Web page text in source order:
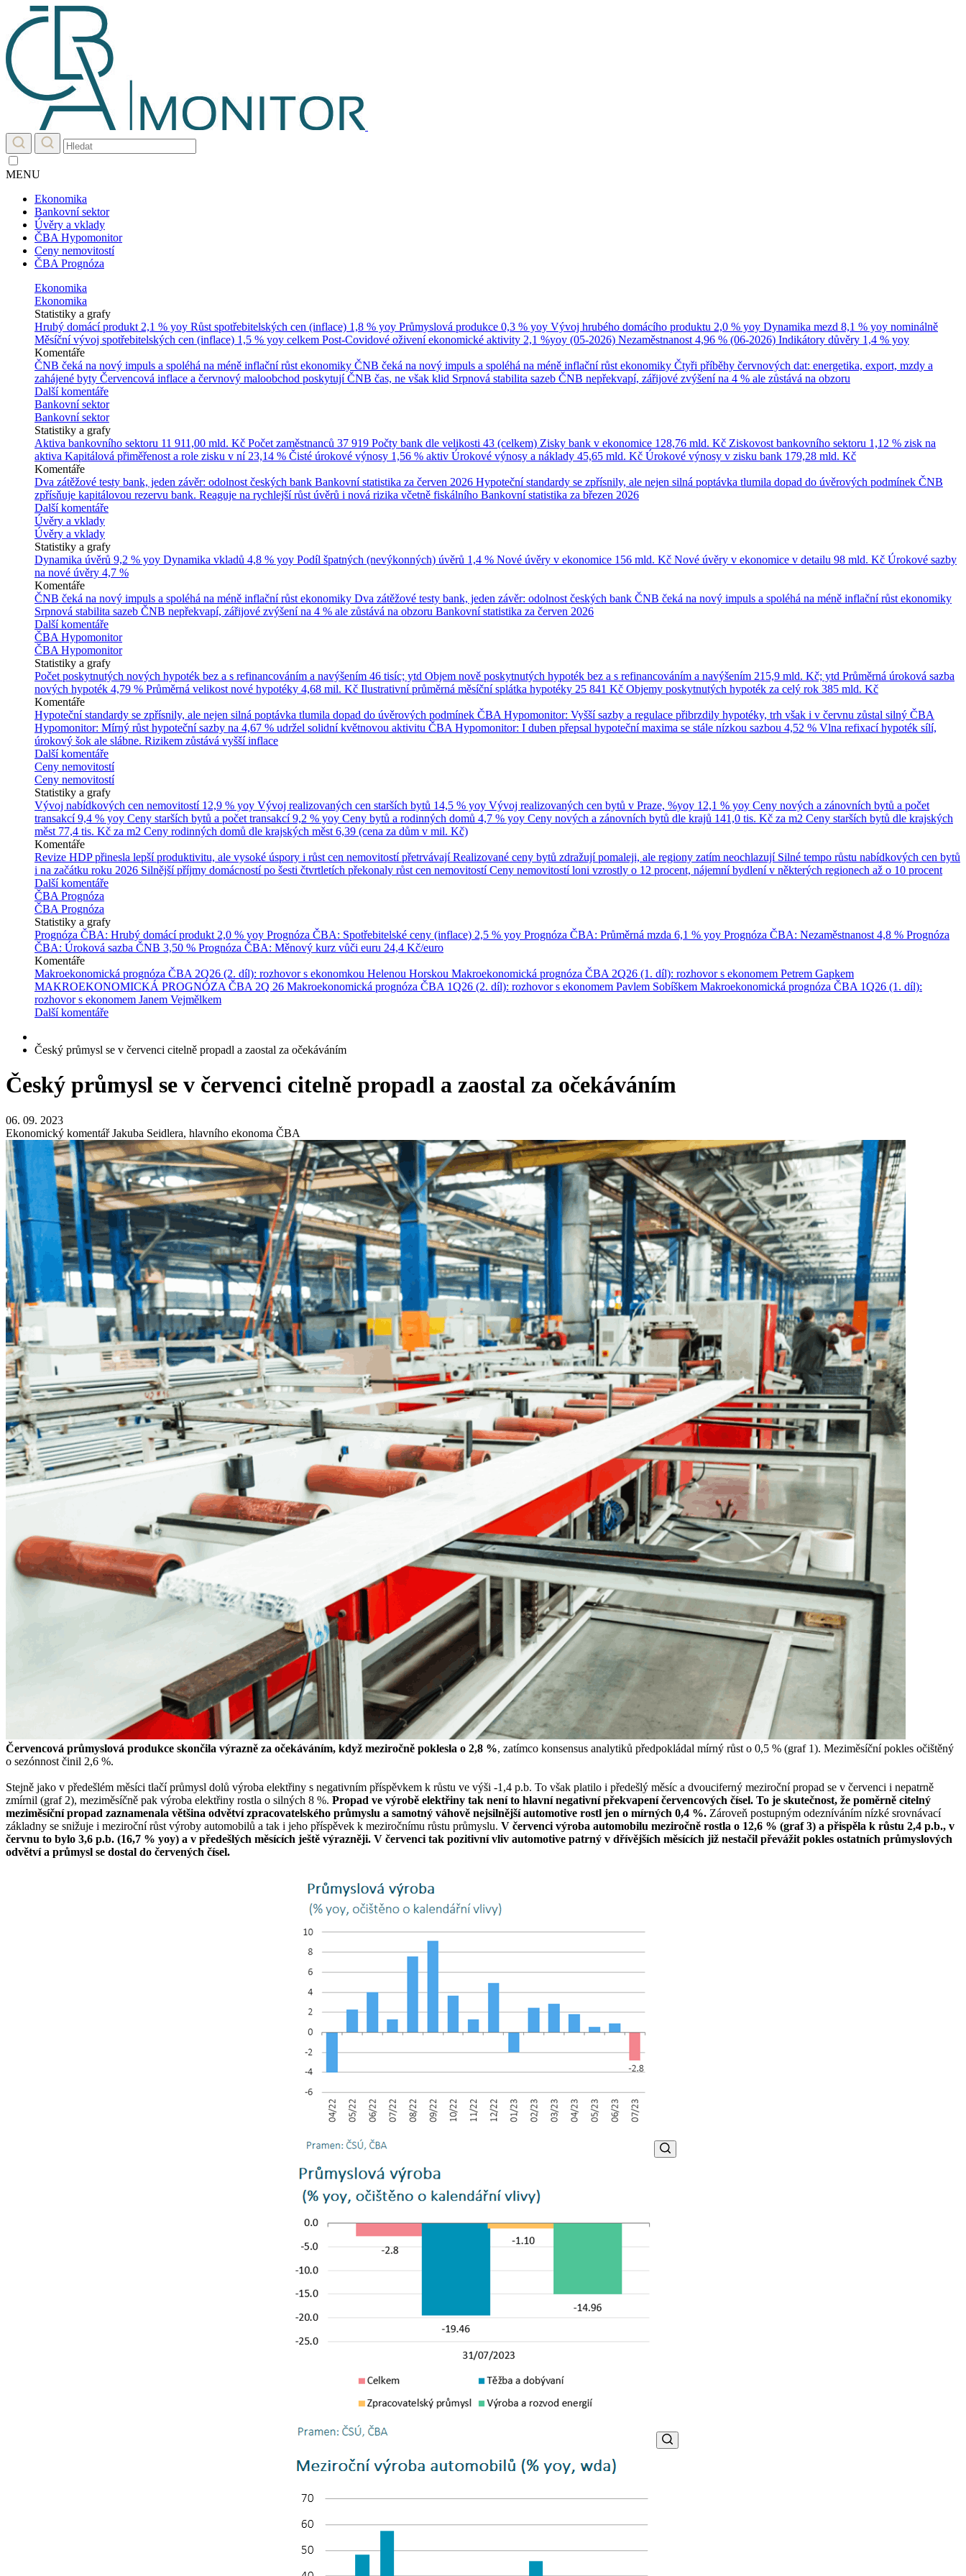
MENU
Ekonomika
Bankovní sektor
Úvěry a vklady
ČBA Hypomonitor
Ceny nemovitostí
ČBA Prognóza
Ekonomika
Ekonomika
Statistiky a grafy
Hrubý domácí produkt 2,1 % yoy Růst spotřebitelských cen (inflace) 1,8 % yoy Průmyslová produkce 0,3 % yoy Vývoj hrubého domácího produktu 2,0 % yoy Dynamika mezd 8,1 % yoy nominálně
Měsíční vývoj spotřebitelských cen (inflace) 1,5 % yoy celkem Post-Covidové oživení ekonomické aktivity 2,1 %yoy (05-2026) Nezaměstnanost 4,96 % (06-2026) Indikátory důvěry 1,4 % yoy
Komentáře
ČNB čeká na nový impuls a spoléhá na méně inflační růst ekonomiky ČNB čeká na nový impuls a spoléhá na méně inflační růst ekonomiky Čtyři příběhy červnových dat: energetika, export, mzdy a
zahájené byty Červencová inflace a červnový maloobchod poskytují ČNB čas, ne však klid Srpnová stabilita sazeb ČNB nepřekvapí, zářijové zvýšení na 4 % ale zůstává na obzoru
Další komentáře
Bankovní sektor
Bankovní sektor
Statistiky a grafy
Aktiva bankovního sektoru 11 911,00 mld. Kč Počet zaměstnanců 37 919 Počty bank dle velikosti 43 (celkem) Zisky bank v ekonomice 128,76 mld. Kč Ziskovost bankovního sektoru 1,12 % zisk na
aktiva Kapitálová přiměřenost a role zisku v ní 23,14 % Čisté úrokové výnosy 1,56 % aktiv Úrokové výnosy a náklady 45,65 mld. Kč Úrokové výnosy v zisku bank 179,28 mld. Kč
Komentáře
Dva zátěžové testy bank, jeden závěr: odolnost českých bank Bankovní statistika za červen 2026 Hypoteční standardy se zpřísnily, ale nejen silná poptávka tlumila dopad do úvěrových podmínek ČNB
zpřísňuje kapitálovou rezervu bank. Reaguje na rychlejší růst úvěrů i nová rizika včetně fiskálního Bankovní statistika za březen 2026
Další komentáře
Úvěry a vklady
Úvěry a vklady
Statistiky a grafy
Dynamika úvěrů 9,2 % yoy Dynamika vkladů 4,8 % yoy Podíl špatných (nevýkonných) úvěrů 1,4 % Nové úvěry v ekonomice 156 mld. Kč Nové úvěry v ekonomice v detailu 98 mld. Kč Úrokové sazby
na nové úvěry 4,7 %
Komentáře
ČNB čeká na nový impuls a spoléhá na méně inflační růst ekonomiky Dva zátěžové testy bank, jeden závěr: odolnost českých bank ČNB čeká na nový impuls a spoléhá na méně inflační růst ekonomiky
Srpnová stabilita sazeb ČNB nepřekvapí, zářijové zvýšení na 4 % ale zůstává na obzoru Bankovní statistika za červen 2026
Další komentáře
ČBA Hypomonitor
ČBA Hypomonitor
Statistiky a grafy
Počet poskytnutých nových hypoték bez a s refinancováním a navýšením 46 tisíc; ytd Objem nově poskytnutých hypoték bez a s refinancováním a navýšením 215,9 mld. Kč; ytd Průměrná úroková sazba
nových hypoték 4,79 % Průměrná velikost nové hypotéky 4,68 mil. Kč Ilustrativní průměrná měsíční splátka hypotéky 25 841 Kč Objemy poskytnutých hypoték za celý rok 385 mld. Kč
Komentáře
Hypoteční standardy se zpřísnily, ale nejen silná poptávka tlumila dopad do úvěrových podmínek ČBA Hypomonitor: Vyšší sazby a regulace přibrzdily hypotéky, trh však i v červnu zůstal silný ČBA
Hypomonitor: Mírný růst hypoteční sazby na 4,67 % udržel solidní květnovou aktivitu ČBA Hypomonitor: I duben přepsal hypoteční maxima se stále nízkou sazbou 4,52 % Vlna refixací hypoték sílí,
úrokový šok ale slábne. Rizikem zůstává vyšší inflace
Další komentáře
Ceny nemovitostí
Ceny nemovitostí
Statistiky a grafy
Vývoj nabídkových cen nemovitostí 12,9 % yoy Vývoj realizovaných cen starších bytů 14,5 % yoy Vývoj realizovaných cen bytů v Praze, %yoy 12,1 % yoy Ceny nových a zánovních bytů a počet
transakcí 9,4 % yoy Ceny starších bytů a počet transakcí 9,2 % yoy Ceny bytů a rodinných domů 4,7 % yoy Ceny nových a zánovních bytů dle krajů 141,0 tis. Kč za m2 Ceny starších bytů dle krajských
měst 77,4 tis. Kč za m2 Ceny rodinných domů dle krajských měst 6,39 (cena za dům v mil. Kč)
Komentáře
Revize HDP přinesla lepší produktivitu, ale vysoké úspory i růst cen nemovitostí přetrvávají Realizované ceny bytů zdražují pomaleji, ale regiony zatím neochlazují Silné tempo růstu nabídkových cen bytů
i na začátku roku 2026 Silnější příjmy domácností po šesti čtvrtletích překonaly růst cen nemovitostí Ceny nemovitostí loni vzrostly o 12 procent, nájemní bydlení v některých regionech až o 10 procent
Další komentáře
ČBA Prognóza
ČBA Prognóza
Statistiky a grafy
Prognóza ČBA: Hrubý domácí produkt 2,0 % yoy Prognóza ČBA: Spotřebitelské ceny (inflace) 2,5 % yoy Prognóza ČBA: Průměrná mzda 6,1 % yoy Prognóza ČBA: Nezaměstnanost 4,8 % Prognóza
ČBA: Úroková sazba ČNB 3,50 % Prognóza ČBA: Měnový kurz vůči euru 24,4 Kč/euro
Komentáře
Makroekonomická prognóza ČBA 2Q26 (2. díl): rozhovor s ekonomkou Helenou Horskou Makroekonomická prognóza ČBA 2Q26 (1. díl): rozhovor s ekonomem Petrem Gapkem
MAKROEKONOMICKÁ PROGNÓZA ČBA 2Q 26 Makroekonomická prognóza ČBA 1Q26 (2. díl): rozhovor s ekonomem Pavlem Sobíškem Makroekonomická prognóza ČBA 1Q26 (1. díl):
rozhovor s ekonomem Janem Vejmělkem
Další komentáře
Český průmysl se v červenci citelně propadl a zaostal za očekáváním
Český průmysl se v červenci citelně propadl a zaostal za očekáváním
06. 09. 2023
Ekonomický komentář Jakuba Seidlera, hlavního ekonoma ČBA
Červencová průmyslová produkce skončila výrazně za očekáváním, když meziročně poklesla o 2,8 %, zatímco konsensus analytiků předpokládal mírný růst o 0,5 % (graf 1). Meziměsíční pokles očištěný
o sezónnost činil 2,6 %.
Stejně jako v předešlém měsíci tlačí průmysl dolů výroba elektřiny s negativním příspěvkem k růstu ve výši -1,4 p.b. To však platilo i předešlý měsíc a dvouciferný meziroční propad se v červenci i nepatrně
zmírnil (graf 2), meziměsíčně pak výroba elektřiny rostla o silných 8 %. Propad ve výrobě elektřiny tak není to hlavní negativní překvapení červencových čísel. To je skutečnost, že poměrně citelný
meziměsíční propad zaznamenala většina odvětví zpracovatelského průmyslu a samotný váhově nejsilnější automotive rostl jen o mírných 0,4 %. Zároveň postupným odezníváním nízké srovnávací
základny se snižuje i meziroční růst výroby automobilů a tak i jeho příspěvek k meziročnímu růstu průmyslu. V červenci výroba automobilu meziročně rostla o 12,6 % (graf 3) a přispěla k růstu 2,4 p.b., v
červnu to bylo 3,6 p.b. (16,7 % yoy) a v předešlých měsících ještě výrazněji. V červenci tak pozitivní vliv automotive patrný v dřívějších měsících již nestačil převážit pokles ostatních průmyslových
odvětví a průmysl se dostal do červených čísel.